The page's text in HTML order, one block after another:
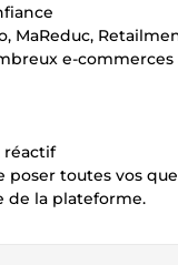
MaReduc,
e-commerces
poser toutes vos
de la plateforme.